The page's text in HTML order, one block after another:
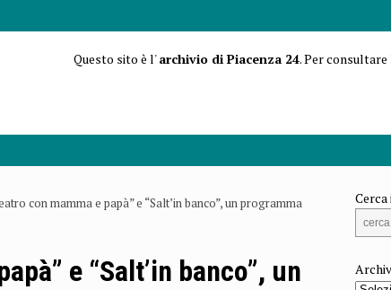
Questo sito è l'archivio di Piacenza 24. Per
con mamma e papà” e “Salt’in banco”, un programma
e “Salt’in banco”, un